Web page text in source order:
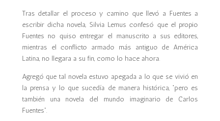
Tras detallar el proceso y camino que llevó a Fuentes a
escribir dicha novela, Silvia Lemus confesó que el propio
Fuentes no quiso entregar el manuscrito a sus editores,
mientras el conflicto armado más antiguo de América
Latina, no llegara a su fin, como lo hace ahora.
Agregó que tal novela estuvo apegada a lo que se vivió en
la prensa y lo que sucedía de manera histórica, “pero es
también una novela del mundo imaginario de Carlos
Fuentes”.